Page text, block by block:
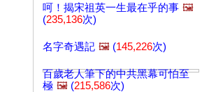
呵！揭宋祖英一生最在乎的事 🖼️
(235,136次)
名字奇遇記 🖼️ (145,226次)
百歲老人筆下的中共黑幕可怕至
極 🖼️ (215,586次)